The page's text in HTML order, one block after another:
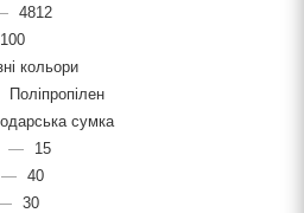
4812
100
кольори
Поліпропілен
сумка
—
15
— 40
30